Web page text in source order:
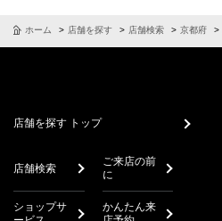
ホーム 店舗を探す 店舗検索 京都府
店舗を探す トップ
店舗検索
ご来店の前
に
ショップサ
かんたん来